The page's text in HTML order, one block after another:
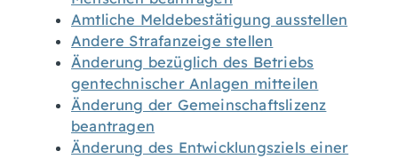
Amtliche Meldebestätigung ausstellen
Andere Strafanzeige stellen
Änderung bezüglich des Betriebs
gentechnischer Anlagen mitteilen
Änderung der Gemeinschaftslizenz
beantragen
Änderung des Entwicklungsziels einer